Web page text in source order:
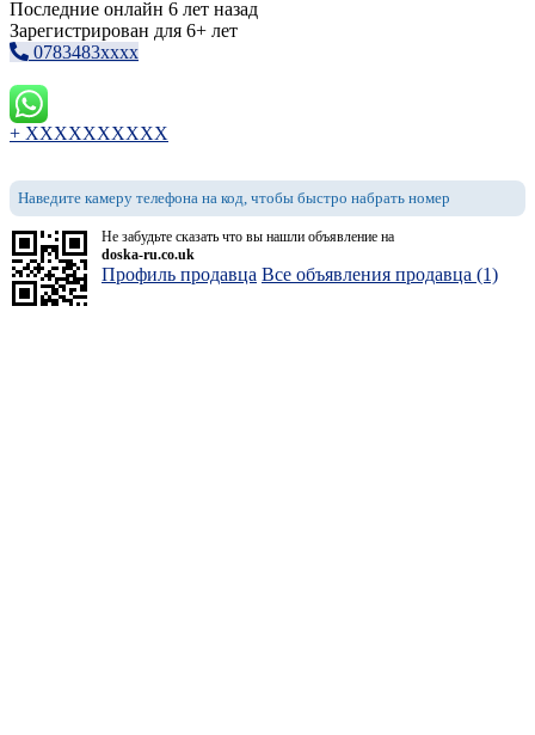
Последние онлайн 6 лет назад
Зарегистрирован для 6+ лет
0783483xxxx
+ XXXXXXXXXX
Наведите камеру телефона на код, чтобы быстро набрать номер
Не забудьте сказать что вы нашли объявление на
doska-ru.co.uk
Профиль продавца Все объявления продавца (1)